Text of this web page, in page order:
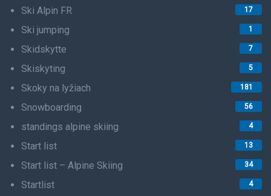
Ski Alpin FR 17
Ski jumping 1
Skidskytte 7
Skiskyting 5
Skoky na lyžiach 181
Snowboarding 56
standings alpine skiing 4
Start list 13
Start list – Alpine Skiing 34
Startlist 4